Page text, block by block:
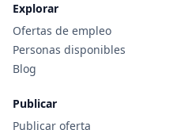
Explorar
Ofertas de empleo
Personas disponibles
Blog
Publicar
Publicar oferta